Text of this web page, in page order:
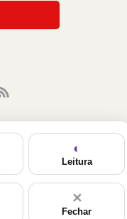
◐
Leitura
✕
Fechar